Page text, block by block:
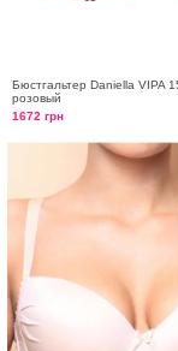
Бюстгальтер Daniella VIPA
розовый
1672 грн